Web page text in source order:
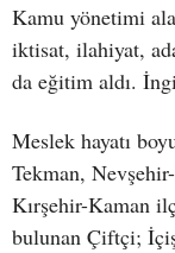
Kamu yönetimi
iktisat, ilahiyat,
da eğitim aldı.
Meslek hayatı
Tekman,
Kırşehir-Kaman
bulunan Çiftçi;